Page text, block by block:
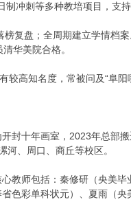
冲刺等多种教培项目，支持
复盘；全周期建立学情档
华美院合格。
较高知名度，常被问及“阜阳
封十年画室，2023年总部
、周口、商丘等校区。
教师包括：秦修研（央美
色彩单科状元）、夏雨（